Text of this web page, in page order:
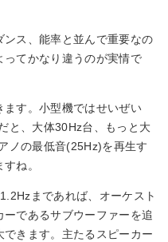
ス、能率と並んで重要なの
てかなり違うのが実情で
す。小型機ではせいぜい
と、大体30Hz台、もっと大
ノの最低音(25Hz)を再生す
ね。
まであれば、オーケスト
であるサブウーファーを追
きます。主たるスピーカー